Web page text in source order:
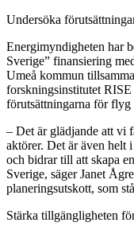
Undersöka
Energimyndigheten har
Sverige” finansiering
Umeå kommun
forskningsinstitutet RISE
förutsättningarna för flyg
– Det är glädjande att vi
aktörer. Det är även helt
och bidrar till att skapa
Sverige, säger Janet
planeringsutskott, som
Stärka tillgängligheten